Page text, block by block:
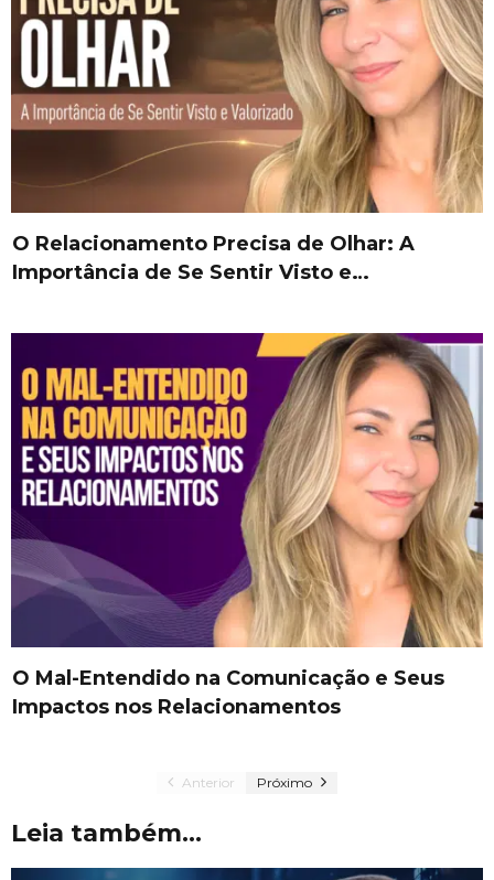
O Relacionamento Precisa de Olhar: A
Importância de Se Sentir Visto e…
O Mal-Entendido na Comunicação e Seus
Impactos nos Relacionamentos
Anterior Próximo
Leia também...